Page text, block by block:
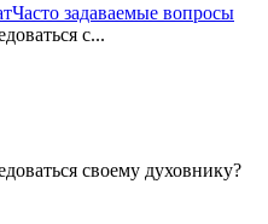
Часто задаваемые вопросы
с...
своему духовнику?